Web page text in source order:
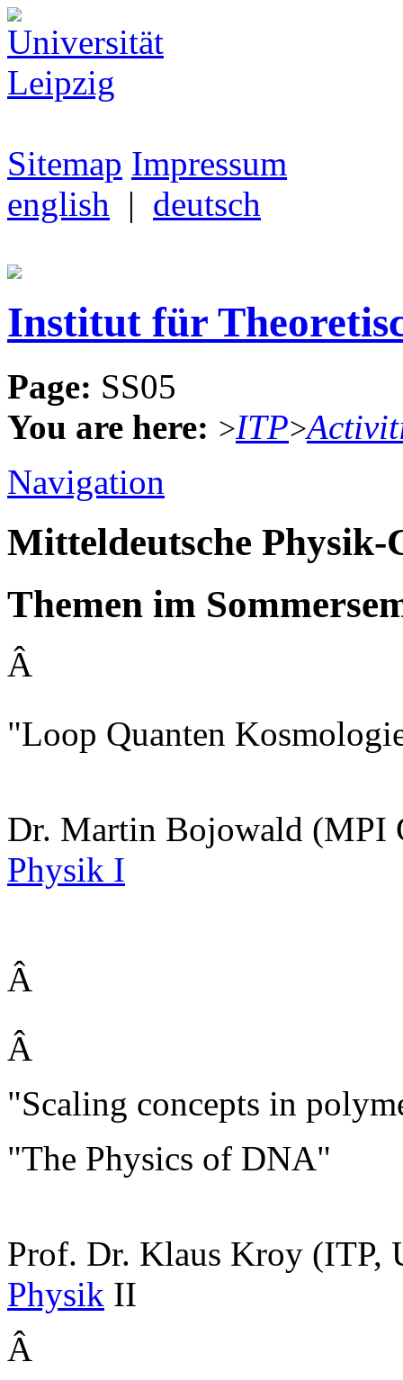
Sitemap Impressum
english | deutsch
Institut für
Page: SS05
You are here: >ITP>
Navigation
Mitteldeutsche Physik-
Themen im
Â
"Loop Quanten
Dr. Martin Bojowald (MPI
Physik I
Â
Â
"Scaling concepts in
"The Physics of DNA"
Prof. Dr. Klaus Kroy (ITP,
Physik II
Â